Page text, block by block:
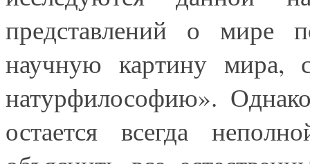
представлений о мире
научную картину мира,
натурфилософию».
остается всегда